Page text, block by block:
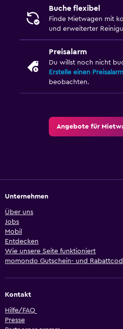
Buche flexibel
Finde Mietwagen mit
und erweiterter
Preisalarm
Du willst noch nicht
Erstelle einen Preisalarm
beobachten.
Angebote für
Unternehmen
Über uns
Jobs
Mobil
Entdecken
Wie unsere Seite funktioniert
momondo Gutschein- und
Kontakt
Hilfe/FAQ
Presse